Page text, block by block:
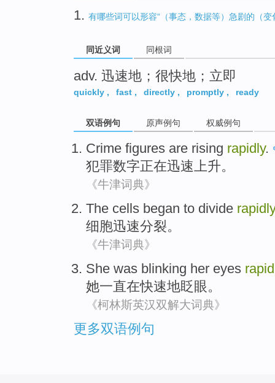
1. 有哪些词可以形容“（事态，数据等）急剧的（变
同近义词 同根词
adv. 迅速地；很快地；立即
quickly , fast , directly , promptly , ready
双语例句 原声例句 权威例句
Crime figures are rising rapidly.
犯罪数字正在迅速上升。
《牛津词典》
The cells began to divide rapidly
细胞迅速分裂。
《牛津词典》
She was blinking her eyes
她一直在快速地眨眼。
《柯林斯英汉双解大词典》
更多双语例句